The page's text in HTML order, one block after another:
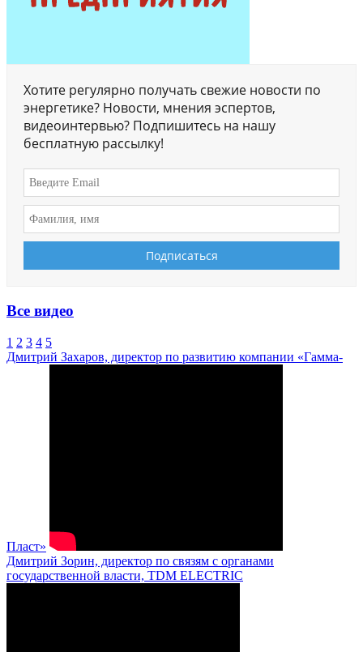
Хотите регулярно получать свежие новости по
энергетике? Новости, мнения эспертов,
видеоинтервью? Подпишитесь на нашу
бесплатную рассылку!
Все видео
1 2 3 4 5
Дмитрий Захаров, директор по развитию компании «Гамма-
Пласт»
Дмитрий Зорин, директор по связям с органами
государственной власти, TDM ELECTRIC